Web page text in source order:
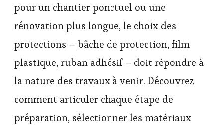
pour un chantier ponctuel ou une
rénovation plus longue, le choix des
protections – bâche de protection, film
plastique, ruban adhésif – doit répondre à
la nature des travaux à venir. Découvrez
comment articuler chaque étape de
préparation, sélectionner les matériaux